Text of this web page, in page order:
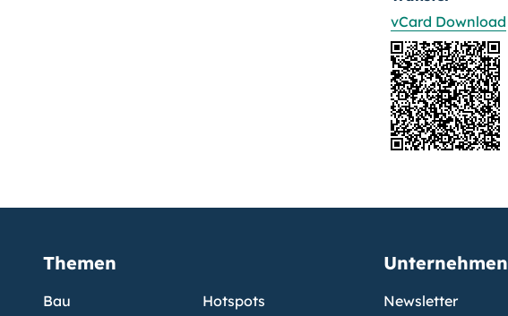
vCard Download
Themen
Bau
Hotspots
Unternehmen
Newsletter